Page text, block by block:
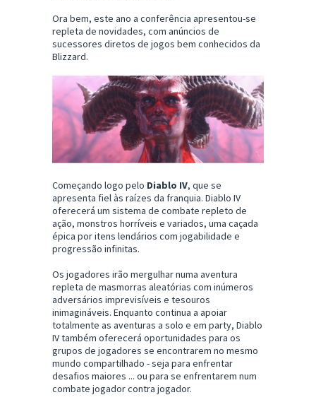
Ora bem, este ano a conferência apresentou-se
repleta de novidades, com anúncios de
sucessores diretos de jogos bem conhecidos da
Blizzard.
Começando logo pelo Diablo IV, que se
apresenta fiel às raízes da franquia. Diablo IV
oferecerá um sistema de combate repleto de
ação, monstros horríveis e variados, uma caçada
épica por itens lendários com jogabilidade e
progressão infinitas.
Os jogadores irão mergulhar numa aventura
repleta de masmorras aleatórias com inúmeros
adversários imprevisíveis e tesouros
inimagináveis. Enquanto continua a apoiar
totalmente as aventuras a solo e em party, Diablo
IV também oferecerá oportunidades para os
grupos de jogadores se encontrarem no mesmo
mundo compartilhado - seja para enfrentar
desafios maiores ... ou para se enfrentarem num
combate jogador contra jogador.